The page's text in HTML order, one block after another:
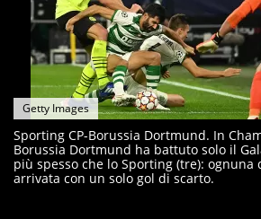
Getty Images
Sporting CP-Borussia Dortmund. In
Borussia Dortmund ha battuto solo il
più spesso che lo Sporting (tre): ognuna
arrivata con un solo gol di scarto.